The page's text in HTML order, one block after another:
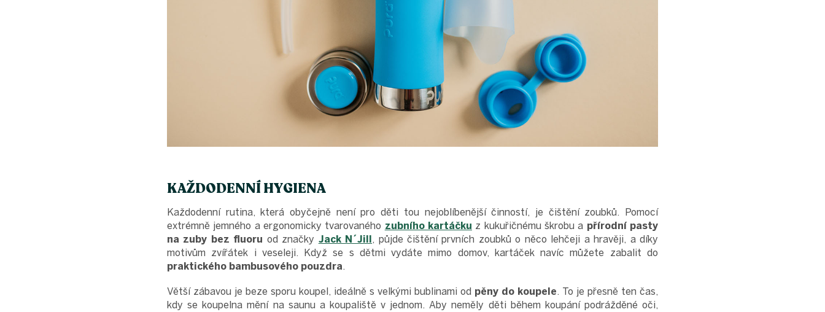
KAŽDODENNÍ HYGIENA
Každodenní rutina, která obyčejně není pro děti tou nejoblíbenější činností, je čištění zoubků. Pomocí
extrémně jemného a ergonomicky tvarovaného zubního kartáčku z kukuřičnému škrobu a přírodní pasty
na zuby bez fluoru od značky Jack N´Jill , půjde čištění prvních zoubků o něco lehčeji a hravěji, a díky
motivům zvířátek i veseleji. Když se s dětmi vydáte mimo domov, kartáček navíc můžete zabalit do
praktického bambusového pouzdra.
Větší zábavou je beze sporu koupel, ideálně s velkými bublinami od pěny do koupele. To je přesně ten čas,
kdy se koupelna mění na saunu a koupaliště v jednom. Aby neměly děti během koupání podrážděné oči,